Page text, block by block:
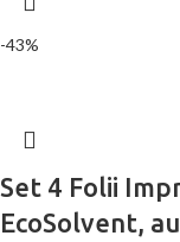
-43%
Set 4 Folii
EcoSolvent,